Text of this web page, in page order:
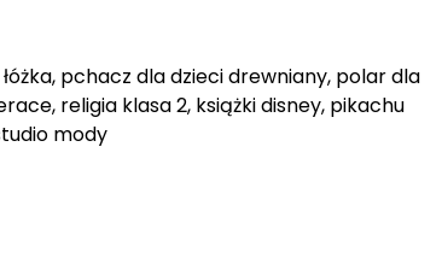
pchacz dla dzieci drewniany, polar dla
religia klasa 2, książki disney, pikachu
mody